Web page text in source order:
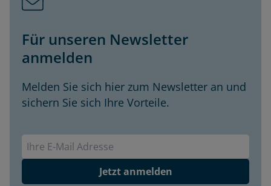
Für unseren Newsletter
anmelden
Melden Sie sich hier zum Newsletter an und
sichern Sie sich Ihre Vorteile.
Jetzt anmelden